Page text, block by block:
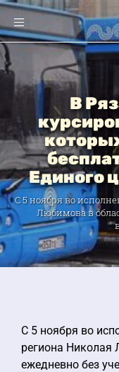
В
Единого
С 5 ноября во
Любимова в
С 5 ноября во
региона Николая
ежедневно без